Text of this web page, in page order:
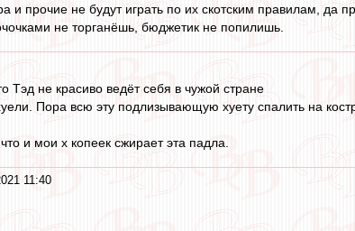
и прочие не будут играть по их скотским правилам, да
не торганёшь, бюджетик не попилишь.
Тэд не красиво ведёт себя в чужой стране
Пора всю эту подлизывающую хуету спалить на
и мои х копеек сжирает эта падла.
11:40